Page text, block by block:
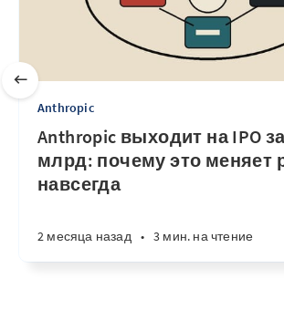
Anthropic
Anthropic выходит на IPO
млрд: почему это меняет
навсегда
2 месяца назад • 3 мин. на чтение